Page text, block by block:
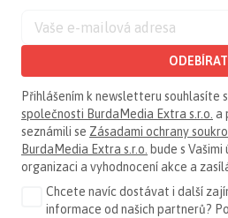
ODEBÍRAT
Přihlášením k newsletteru souhlasíte s
společnosti BurdaMedia Extra s.r.o. a
seznámili se Zásadami ochrany
BurdaMedia Extra s.r.o. bude s
organizaci a vyhodnocení akce a
Chcete navíc dostávat i další
informace od našich partnerů?